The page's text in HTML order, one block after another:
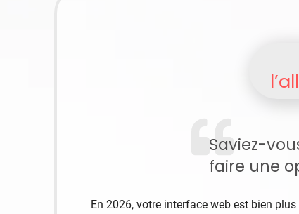
Saviez-
faire une
En 2026, votre interface web est bien